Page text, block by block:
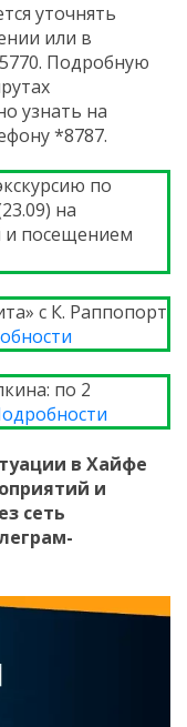
уточнять
или в
Подробную
узнать на
*8787.
по
на
и посещением
c К. Раппопорт
по 2
в Хайфе
и
сеть